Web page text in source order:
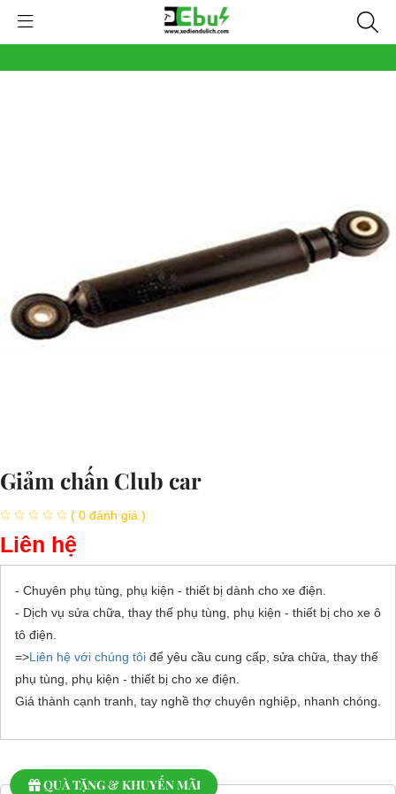
Giảm chấn Club car
( 0 đánh giá )
Liên hệ
- Chuyên phụ tùng, phụ kiện - thiết bị dành cho xe điện.
- Dịch vụ sửa chữa, thay thế phụ tùng, phụ kiện - thiết bị cho xe ô
tô điện.
=>Liên hệ với chúng tôi để yêu cầu cung cấp, sửa chữa, thay thế
phụ tùng, phụ kiện - thiết bị cho xe điện.
Giá thành cạnh tranh, tay nghề thợ chuyên nghiệp, nhanh chóng.
QUÀ TẶNG & KHUYẾN MÃI